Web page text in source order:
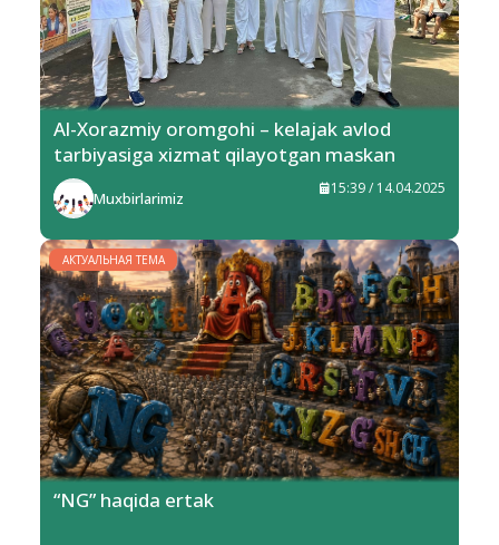
Al-Xorazmiy oromgohi – kelajak avlod
tarbiyasiga xizmat qilayotgan maskan
Muxbirlarimiz
15:39 / 14.04.2025
АКТУАЛЬНАЯ ТЕМА
“NG” haqida ertak